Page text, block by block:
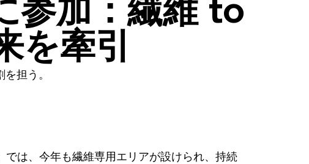
参加：繊維 to
を牽引
担う。
は、今年も繊維専用エリアが設けられ、持続